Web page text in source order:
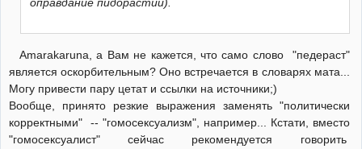
Amarakaruna, а Вам не кажется, что само слово "педераст"
является оскорбительным? Оно встречается в словарях мата...
Могу привести пару цетат и ссылки на источники;)
Вообще, принято резкие выражения заменять "политически
корректными" -- "гомосексуализм", например... Кстати, вместо
"гомосексуалист" сейчас рекомендуется говорить